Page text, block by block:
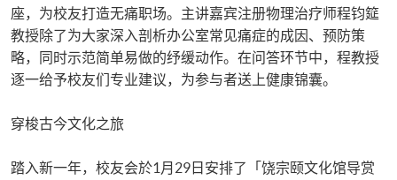
座，为校友打造无痛职场。主讲嘉宾注册物理治疗师程钧筵
教授除了为大家深入剖析办公室常见痛症的成因、预防策
略，同时示范简单易做的纾缓动作。在问答环节中，程教授
逐一给予校友们专业建​​议，为参与者送上健康锦囊。​
​​穿梭古今文化之旅​
​​踏入新一年，校友会於1月29日安排了「饶宗颐文化馆导赏